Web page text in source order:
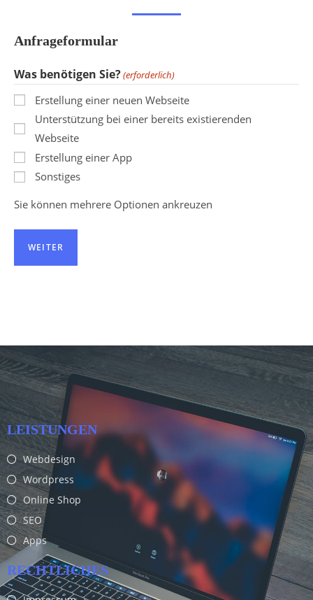
Anfrageformular
Was benötigen Sie?(erforderlich)
Erstellung einer neuen Webseite
Unterstützung bei einer bereits existierenden
Webseite
Erstellung einer App
Sonstiges
Sie können mehrere Optionen ankreuzen
LEISTUNGEN
Webdesign
Wordpress
Online Shop
SEO
Apps
RECHTLICHES